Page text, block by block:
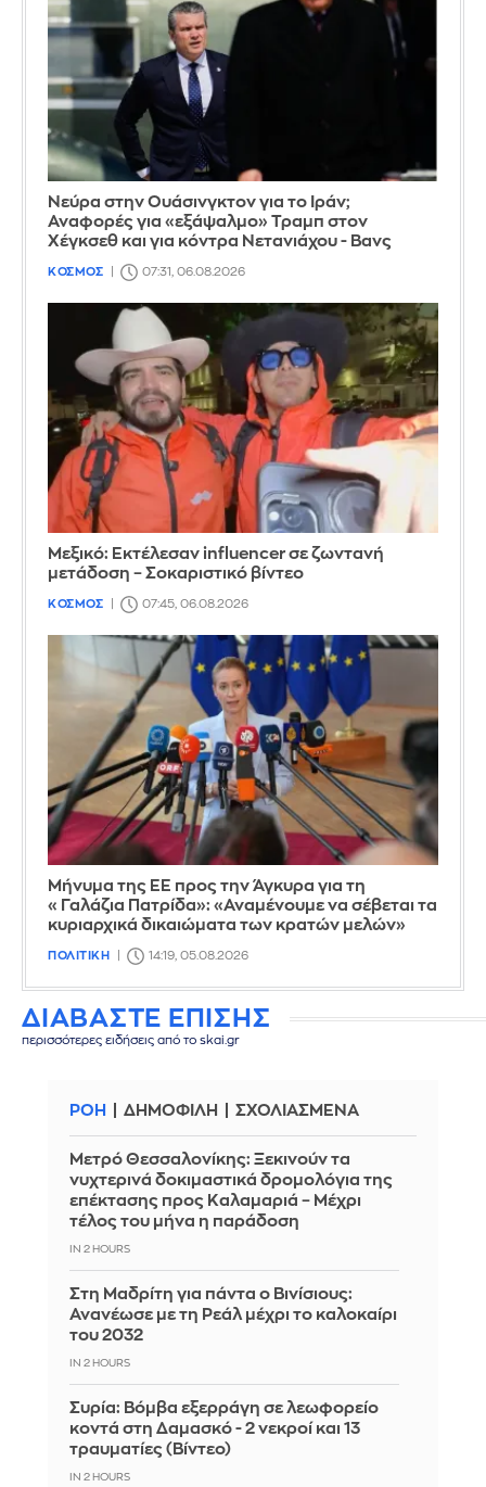
Νεύρα στην Ουάσινγκτον για το Ιράν;
Αναφορές για «εξάψαλμο» Τραμπ στον
Χέγκσεθ και για κόντρα Νετανιάχου - Βανς
ΚΟΣΜΟΣ 07:31, 06.08.2026
Μεξικό: Εκτέλεσαν influencer σε ζωντανή
μετάδοση – Σοκαριστικό βίντεο
ΚΟΣΜΟΣ 07:45, 06.08.2026
Μήνυμα της ΕΕ προς την Άγκυρα για τη
«Γαλάζια Πατρίδα»: «Αναμένουμε να σέβεται τα
κυριαρχικά δικαιώματα των κρατών μελών»
ΠΟΛΙΤΙΚΗ 14:19, 05.08.2026
ΔΙΑΒΑΣΤΕ ΕΠΙΣΗΣ
περισσότερες ειδήσεις από το skai.gr
ΡΟΗ ΔΗΜΟΦΙΛΗ ΣΧΟΛΙΑΣΜΕΝΑ
Μετρό Θεσσαλονίκης: Ξεκινούν τα
νυχτερινά δοκιμαστικά δρομολόγια της
επέκτασης προς Καλαμαριά – Μέχρι
τέλος του μήνα η παράδοση
IN 2 HOURS
Στη Μαδρίτη για πάντα ο Βινίσιους:
Ανανέωσε με τη Ρεάλ μέχρι το καλοκαίρι
του 2032
IN 2 HOURS
Συρία: Βόμβα εξερράγη σε λεωφορείο
κοντά στη Δαμασκό - 2 νεκροί και 13
τραυματίες (Βίντεο)
IN 2 HOURS